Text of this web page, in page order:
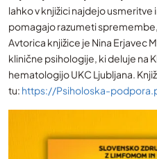
lahko v knjižici najdejo
pomagajo razumeti
Avtorica knjižice je Nina Erjavec
klinične psihologije, ki deluje na
hematologijo UKC Ljubljana.
tu: https://Psiholoska-